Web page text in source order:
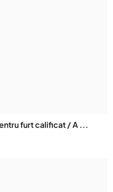
furt calificat / A ...